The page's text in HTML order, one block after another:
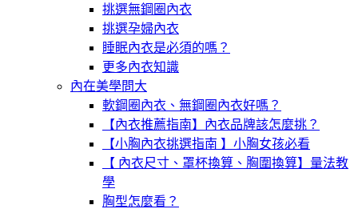
挑選無鋼圈內衣
挑選孕婦內衣
睡眠內衣是必須的嗎？
更多內衣知識
內在美學問大
軟鋼圈內衣、無鋼圈內衣好嗎？
【內衣推薦指南】內衣品牌該怎麼挑？
【小胸內衣挑選指南 】小胸女孩必看
【 內衣尺寸、罩杯換算、胸圍換算】量法教
學
胸型怎麼看？